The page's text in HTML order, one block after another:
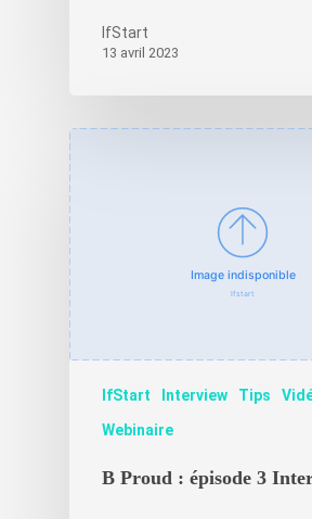
IfStart
13 avril 2023
IfStart Interview Tips
Webinaire
B Proud : épisode 3